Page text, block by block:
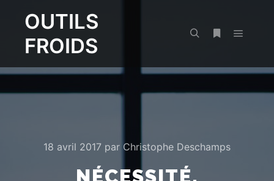
OUTILS
FROIDS
18 avril 2017 par Christophe Deschamps
NÉCESSITÉ,